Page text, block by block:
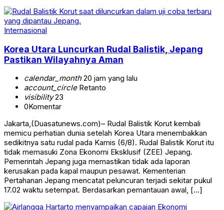
Internasional
Korea Utara Luncurkan Rudal Balistik, Jepang
Pastikan Wilayahnya Aman
calendar_month20 jam yang lalu
account_circleRetanto
visibility23
0Komentar
Jakarta,(Duasatunews.com)– Rudal Balistik Korut kembali
memicu perhatian dunia setelah Korea Utara menembakkan
sedikitnya satu rudal pada Kamis (6/8). Rudal Balistik Korut itu
tidak memasuki Zona Ekonomi Eksklusif (ZEE) Jepang.
Pemerintah Jepang juga memastikan tidak ada laporan
kerusakan pada kapal maupun pesawat. Kementerian
Pertahanan Jepang mencatat peluncuran terjadi sekitar pukul
17.02 waktu setempat. Berdasarkan pemantauan awal, […]